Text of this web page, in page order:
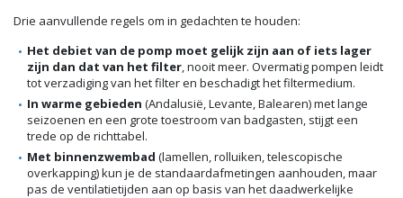
Drie aanvullende regels om in gedachten te houden:
Het debiet van de pomp moet gelijk zijn aan of iets lager
zijn dan dat van het filter, nooit meer. Overmatig pompen leidt
tot verzadiging van het filter en beschadigt het filtermedium.
In warme gebieden (Andalusië, Levante, Balearen) met lange
seizoenen en een grote toestroom van badgasten, stijgt een
trede op de richttabel.
Met binnenzwembad (lamellen, rolluiken, telescopische
overkapping) kun je de standaardafmetingen aanhouden, maar
pas de ventilatietijden aan op basis van het daadwerkelijke